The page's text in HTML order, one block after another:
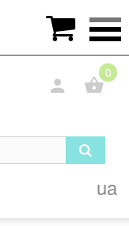
0
ua
